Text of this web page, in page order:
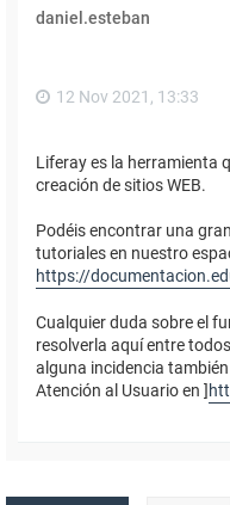
daniel.esteban
12 Nov 2021, 13:33
Liferay es la herramienta
creación de sitios WEB.
Podéis encontrar una
tutoriales en nuestro
https://
Cualquier duda sobre el
resolverla aquí entre
alguna incidencia
Atención al Usuario en ]